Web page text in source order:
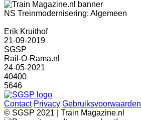
NS Treinmodernisering: Algemeen
Erik Kruithof
21-09-2019
SGSP
Rail-O-Rama.nl
24-05-2021
40400
5646
Contact Privacy Gebruiksvoorwaarden
© SGSP 2021 | Train Magazine.nl